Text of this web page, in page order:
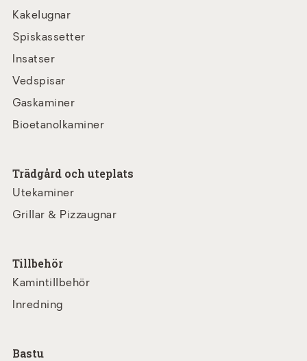
Kakelugnar
Spiskassetter
Insatser
Vedspisar
Gaskaminer
Bioetanolkaminer
Trädgård och uteplats
Utekaminer
Grillar & Pizzaugnar
Tillbehör
Kamintillbehör
Inredning
Bastu